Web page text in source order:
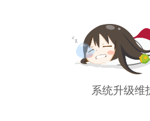
系统升级维